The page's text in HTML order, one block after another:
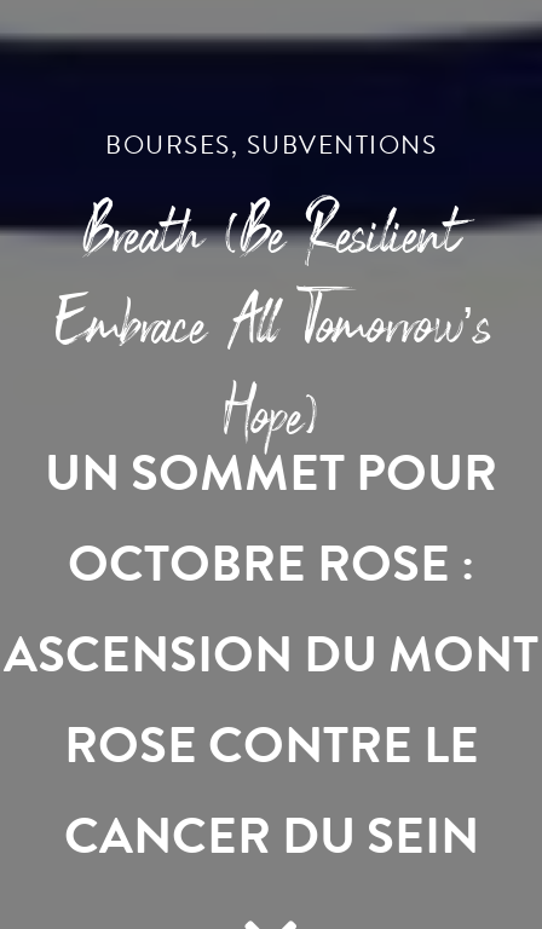
BOURSES, SUBVENTIONS
Breath (Be Resilient
Embrace All Tomorrow’s
Hope)
UN SOMMET POUR
OCTOBRE ROSE :
ASCENSION DU MONT
ROSE CONTRE LE
CANCER DU SEIN